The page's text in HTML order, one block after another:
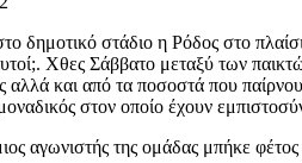
δημοτικό στάδιο η Ρόδος στο
Χθες Σάββατο μεταξύ των
αλλά και από τα ποσοστά που
στον οποίο έχουν
αγωνιστής της ομάδας μπήκε